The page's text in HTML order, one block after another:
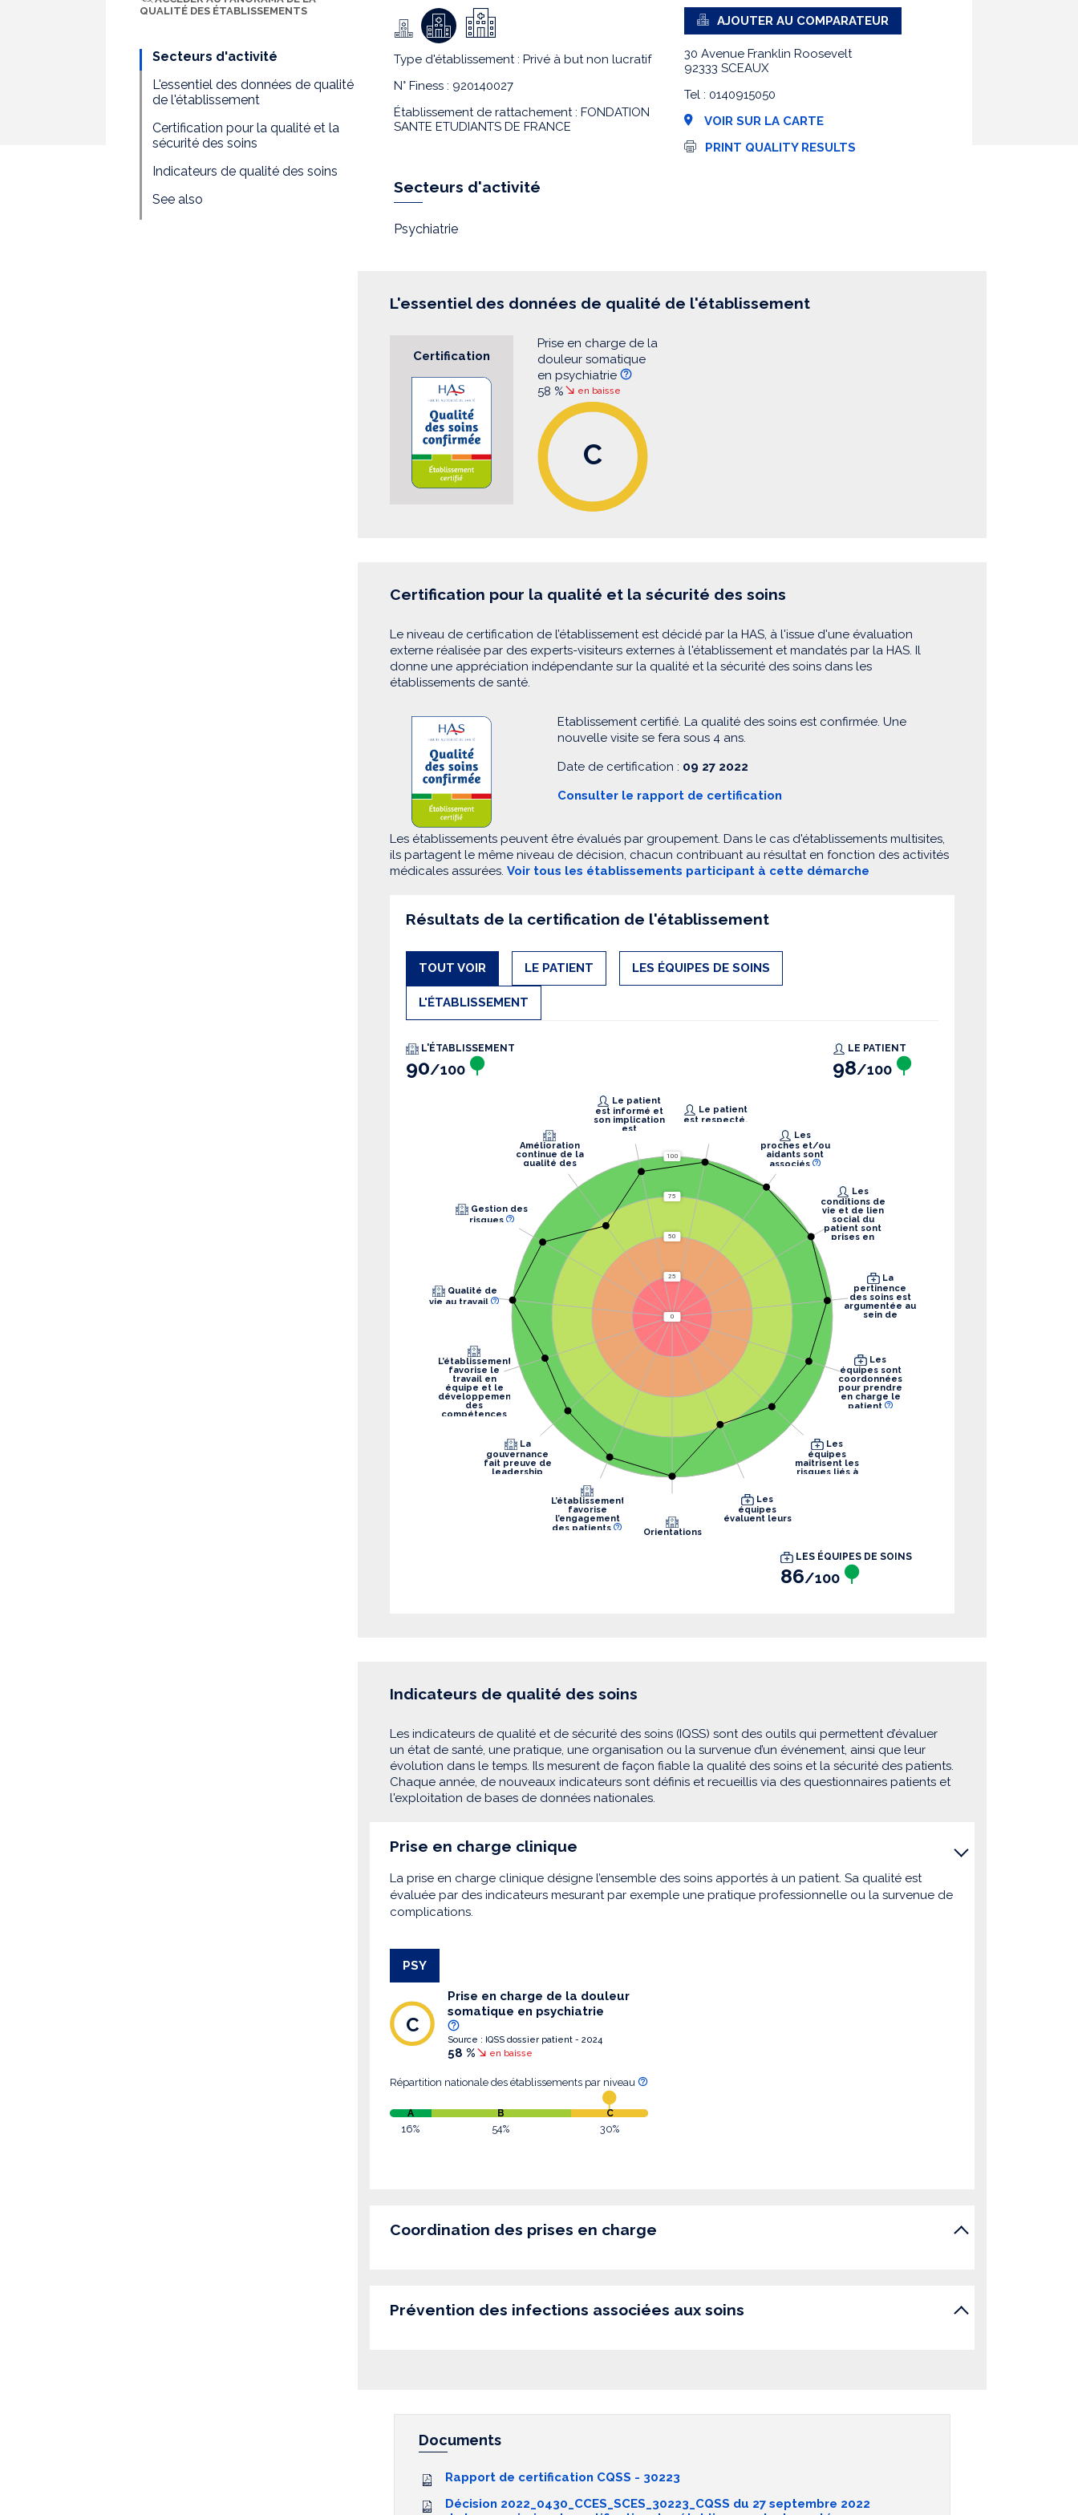
QUALITÉ DES ÉTABLISSEMENTS
Secteurs d'activité
L'essentiel des données de qualité
de l'établissement
Certification pour la qualité et la
sécurité des soins
Indicateurs de qualité des soins
See also
Type d'établissement : Privé à but non lucratif
N° Finess : 920140027
Établissement de rattachement : FONDATION
SANTE ETUDIANTS DE FRANCE
AJOUTER AU COMPARATEUR
30 Avenue Franklin Roosevelt
92333 SCEAUX
Tel : 0140915050
VOIR SUR LA CARTE
I
PRINT QUALITY RESULTS
Secteurs d'activité
Psychiatrie
L'essentiel des données de qualité de l'établissement
Certification
Prise en charge de la
douleur somatique
en psychiatrie
58 %
en baisse
C
Certification pour la qualité et la sécurité des soins
Le niveau de certification de l’établissement est décidé par la HAS, à l'issue d'une évaluation
externe réalisée par des experts-visiteurs externes à l'établissement et mandatés par la HAS. Il
donne une appréciation indépendante sur la qualité et la sécurité des soins dans les
établissements de santé.
Etablissement certifié. La qualité des soins est confirmée. Une
nouvelle visite se fera sous 4 ans.
Date de certification : 09 27 2022
Consulter le rapport de certification
Les établissements peuvent être évalués par groupement. Dans le cas d'établissements multisites,
ils partagent le même niveau de décision, chacun contribuant au résultat en fonction des activités
médicales assurées. Voir tous les établissements participant à cette démarche
Résultats de la certification de l'établissement
TOUT VOIR LE PATIENT LES ÉQUIPES DE SOINS
L'ÉTABLISSEMENT
LE PATIENT
98/100
LES ÉQUIPES DE SOINS
86/100
L'ÉTABLISSEMENT
90/100
est informé et
son implication
est
est respecté.
proches et/ou
aidants sont
associés
conditions de
vie et de lien
social du
patient sont
prises en
La
pertinence
des soins est
argumentée au
sein de
équipes sont
coordonnées
pour prendre
en charge le
patient
équipes
maîtrisent les
risques liés à
équipes
évaluent leurs
Orientations
L’établissement
favorise
l’engagement
des patients
La
gouvernance
fait preuve de
leadership
L’établissement
favorise le
travail en
équipe et le
développement
des
compétences
Qualité de
vie au travail
risques
Amélioration
continue de la
qualité des
100
75
50
25
0
Indicateurs de qualité des soins
Les indicateurs de qualité et de sécurité des soins (IQSS) sont des outils qui permettent d’évaluer
un état de santé, une pratique, une organisation ou la survenue d’un événement, ainsi que leur
évolution dans le temps. Ils mesurent de façon fiable la qualité des soins et la sécurité des patients.
Chaque année, de nouveaux indicateurs sont définis et recueillis via des questionnaires patients et
l'exploitation de bases de données nationales.
Prise en charge clinique
La prise en charge clinique désigne l’ensemble des soins apportés à un patient. Sa qualité est
évaluée par des indicateurs mesurant par exemple une pratique professionnelle ou la survenue de
complications.
PSY
Prise en charge de la douleur
somatique en psychiatrie
Source : IQSS dossier patient - 2024
58 % en baisse
C
Répartition nationale des établissements par niveau
A B C
16% 54% 30%
Coordination des prises en charge
Prévention des infections associées aux soins
Documents
Rapport de certification CQSS - 30223
Décision 2022_0430_CCES_SCES_30223_CQSS du 27 septembre 2022